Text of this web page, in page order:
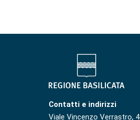
Contatti e indirizzi
Viale Vincenzo Verrastro, 4